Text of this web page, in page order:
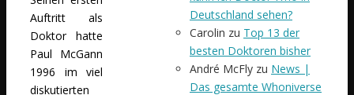
Auftritt als
Doktor hatte
Paul McGann
1996 im viel
diskutierten
Deutschland sehen?
Carolin zu Top 13 der
besten Doktoren bisher
André McFly zu News |
Das gesamte Whoniverse